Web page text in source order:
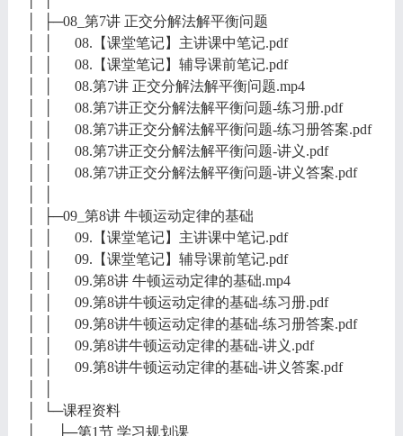
│ ├─08_第7讲 正交分解法解平衡问题
│ │ 08.【课堂笔记】主讲课中笔记.pdf
│ │ 08.【课堂笔记】辅导课前笔记.pdf
│ │ 08.第7讲 正交分解法解平衡问题.mp4
│ │ 08.第7讲正交分解法解平衡问题-练习册.pdf
│ │ 08.第7讲正交分解法解平衡问题-练习册答案.pdf
│ │ 08.第7讲正交分解法解平衡问题-讲义.pdf
│ │ 08.第7讲正交分解法解平衡问题-讲义答案.pdf
│ ├─09_第8讲 牛顿运动定律的基础
│ │ 09.【课堂笔记】主讲课中笔记.pdf
│ │ 09.【课堂笔记】辅导课前笔记.pdf
│ │ 09.第8讲 牛顿运动定律的基础.mp4
│ │ 09.第8讲牛顿运动定律的基础-练习册.pdf
│ │ 09.第8讲牛顿运动定律的基础-练习册答案.pdf
│ │ 09.第8讲牛顿运动定律的基础-讲义.pdf
│ │ 09.第8讲牛顿运动定律的基础-讲义答案.pdf
│ └─课程资料
│ ├─第1节 学习规划课